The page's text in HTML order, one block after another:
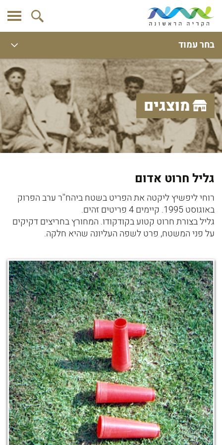
בחר עמוד
מוצגים
גליל חרוט אדום
רוחי ליפשיץ ליקטה את הפריט בשטח ביהח''ר ערב הפרוק
באוגוסט 1995. קיימים 4 פריטים זהים.
גליל בצורת חרוט קטוע בקודקודו. המחורץ בחריצים דקיקים
על פני המשטח, פרט לשפה העליונה שהיא חלקה.